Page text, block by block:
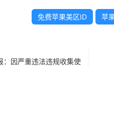
免费苹果美区ID 苹
：因严重违法违规收集使